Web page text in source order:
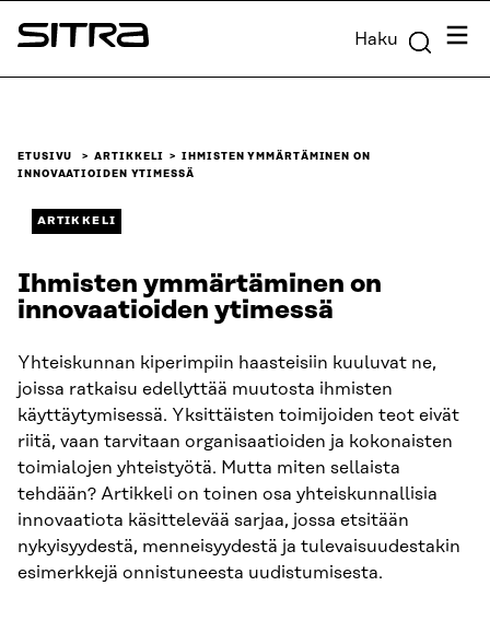
Siirry
suoraan
Sitra Haku
ETUSIVU ARTIKKELI
IHMISTEN YMMÄRTÄMINEN ON
INNOVAATIOIDEN YTIMESSÄ
ARTIKKELI
Ihmisten ymmärtäminen on
innovaatioiden ytimessä
Yhteiskunnan kiperimpiin haasteisiin kuuluvat ne,
joissa ratkaisu edellyttää muutosta ihmisten
käyttäytymisessä. Yksittäisten toimijoiden teot eivät
riitä, vaan tarvitaan organisaatioiden ja kokonaisten
toimialojen yhteistyötä. Mutta miten sellaista
tehdään? Artikkeli on toinen osa yhteiskunnallisia
innovaatiota käsittelevää sarjaa, jossa etsitään
nykyisyydestä, menneisyydestä ja tulevaisuudestakin
esimerkkejä onnistuneesta uudistumisesta.